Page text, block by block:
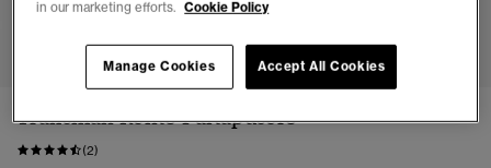
Trailsman Rento Paitapusero
(2)
in our marketing efforts. Cookie Policy
Accept All Cookies
Manage Cookies